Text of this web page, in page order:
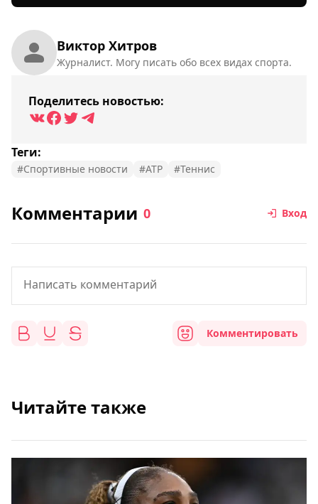
Виктор Хитров
Журналист. Могу писать обо всех видах спорта.
Поделитесь новостью:
Теги:
#Спортивные новости #ATP #Теннис
Комментарии 0 Вход
Комментировать
Читайте также